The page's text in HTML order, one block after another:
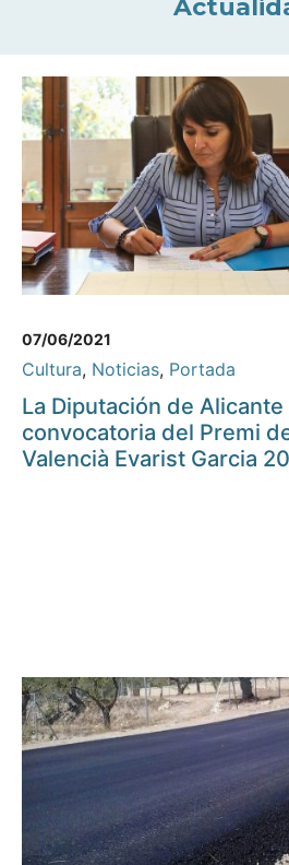
07/06/2021
Cultura, Noticias, Portada
La Diputación de Alicante
convocatoria del Premi
Valencià Evarist Garcia